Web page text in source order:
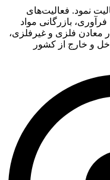
۱۳۸۹ آغاز به فعالیت‌ نمود. فعالیت‌های
بازرگانی مواد
معادن فلزی و غیرفلزی،
و خارج از کشور